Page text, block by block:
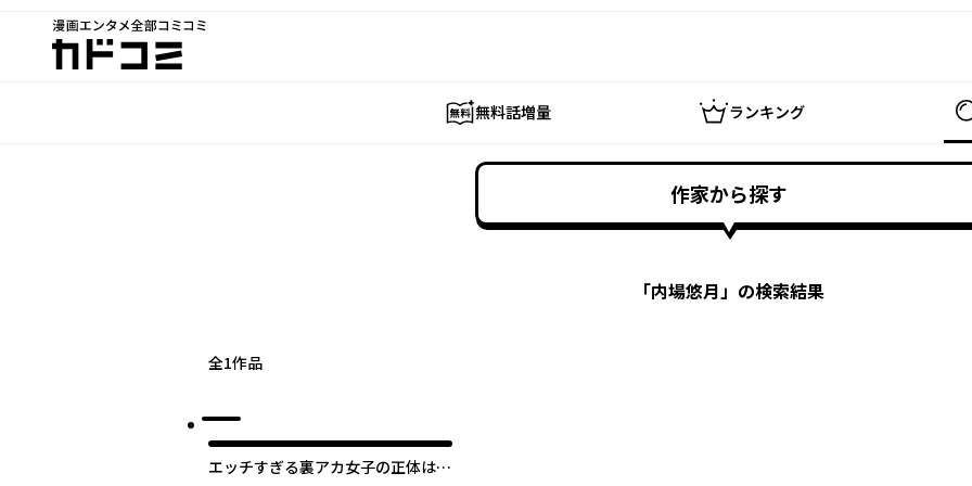
漫画エンタメ全部コミコミ
カドコミ
無料話増量 ランキング
作家から探す
「内場悠月」の検索結果
全1作品
エッチすぎる裏アカ女子の正体はあ